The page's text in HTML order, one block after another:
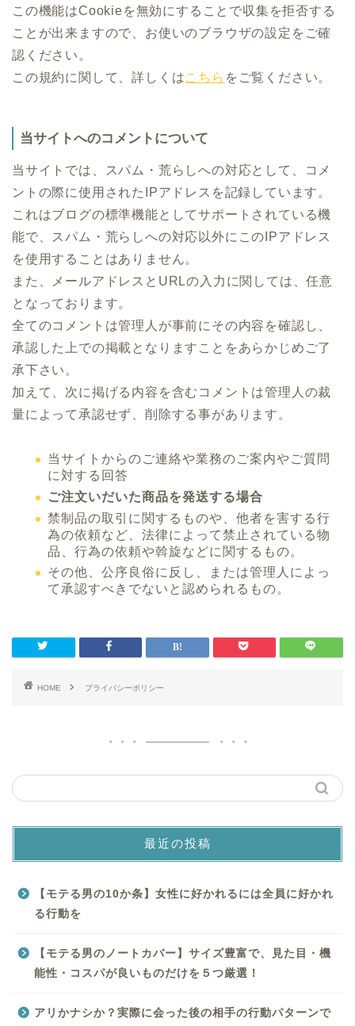
この機能はCookieを無効にすることで収集を拒否する
ことが出来ますので、お使いのブラウザの設定をご確
認ください。
この規約に関して、詳しくはこちら をご覧ください。
当サイトへのコメントについて
当サイトでは、スパム・荒らしへの対応として、コメ
ントの際に使用されたIPアドレスを記録しています。
これはブログの標準機能としてサポートされている機
能で、スパム・荒らしへの対応以外にこのIPアドレス
を使用することはありません。
また、メールアドレスとURLの入力に関しては、任意
となっております。
全てのコメントは管理人が事前にその内容を確認し、
承認した上での掲載となりますことをあらかじめご了
承下さい。
加えて、次に掲げる内容を含むコメントは管理人の裁
量によって承認せず、削除する事があります。
当サイトからのご連絡や業務のご案内やご質問
に対する回答
ご注文いだいた商品を発送する場合
禁制品の取引に関するものや、他者を害する行
為の依頼など、法律によって禁止されている物
品、行為の依頼や斡旋などに関するもの。
その他、公序良俗に反し、または管理人によっ
て承認すべきでないと認められるもの。
HOME プライバシーポリシー
最近の投稿
【モテる男の10か条】女性に好かれるには全員に好かれ
る行動を
【モテる男のノートカバー】サイズ豊富で、見た目・機
能性・コスパが良いものだけを５つ厳選！
アリかナシか？実際に会った後の相手の行動パターンで